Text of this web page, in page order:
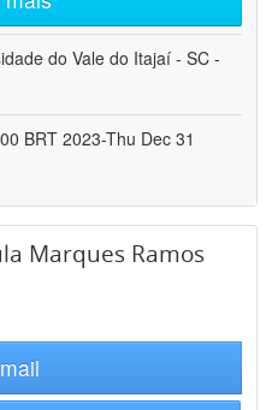
do Vale do Itajaí - SC -
BRT 2023-Thu Dec 31
Marques Ramos